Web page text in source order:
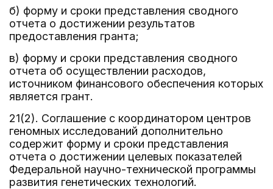
б) форму и сроки представления сводного
отчета о достижении результатов
предоставления гранта;
в) форму и сроки представления сводного
отчета об осуществлении расходов,
источником финансового обеспечения которых
является грант.
21(2). Соглашение с координатором центров
геномных исследований дополнительно
содержит форму и сроки представления
отчета о достижении целевых показателей
Федеральной научно-технической программы
развития генетических технологий.